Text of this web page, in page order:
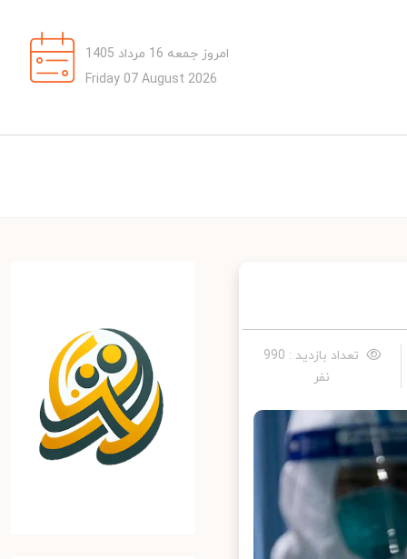
امروز جمعه 16 مرداد 1405
Friday 07 August 2026
تعداد بازدید : 990
نفر